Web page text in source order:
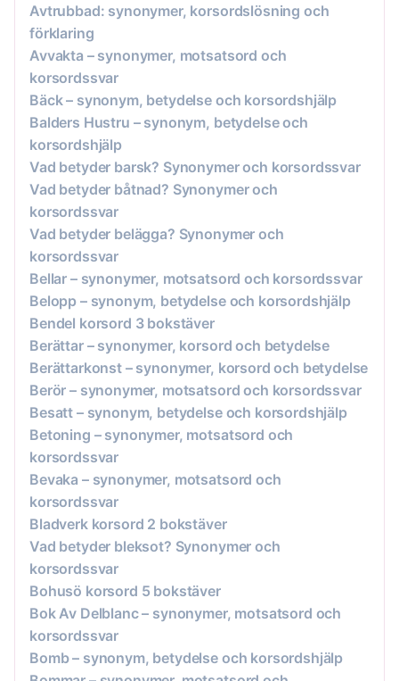
Avtrubbad: synonymer, korsordslösning och
förklaring
Avvakta – synonymer, motsatsord och
korsordssvar
Bäck – synonym, betydelse och korsordshjälp
Balders Hustru – synonym, betydelse och
korsordshjälp
Vad betyder barsk? Synonymer och korsordssvar
Vad betyder båtnad? Synonymer och
korsordssvar
Vad betyder belägga? Synonymer och
korsordssvar
Bellar – synonymer, motsatsord och korsordssvar
Belopp – synonym, betydelse och korsordshjälp
Bendel korsord 3 bokstäver
Berättar – synonymer, korsord och betydelse
Berättarkonst – synonymer, korsord och betydelse
Berör – synonymer, motsatsord och korsordssvar
Besatt – synonym, betydelse och korsordshjälp
Betoning – synonymer, motsatsord och
korsordssvar
Bevaka – synonymer, motsatsord och
korsordssvar
Bladverk korsord 2 bokstäver
Vad betyder bleksot? Synonymer och
korsordssvar
Bohusö korsord 5 bokstäver
Bok Av Delblanc – synonymer, motsatsord och
korsordssvar
Bomb – synonym, betydelse och korsordshjälp